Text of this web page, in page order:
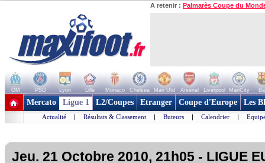
A retenir : Palmarès Coupe du
OM PSG Lyon Lille Monaco Chelsea Man Utd Arsenal Liverpool ManCity
+ de clubs
Mercato Ligue 1 L2/Coupes Etranger Coupe d'Europe Les
Actualité | Résultats & Classement | Buteurs | Calendrier |
Jeu. 21 Octobre 2010, 21h05 - LIGUE